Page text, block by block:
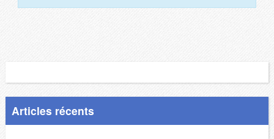
Articles récents